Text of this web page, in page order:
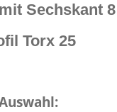
Sechskant 8
Torx 25